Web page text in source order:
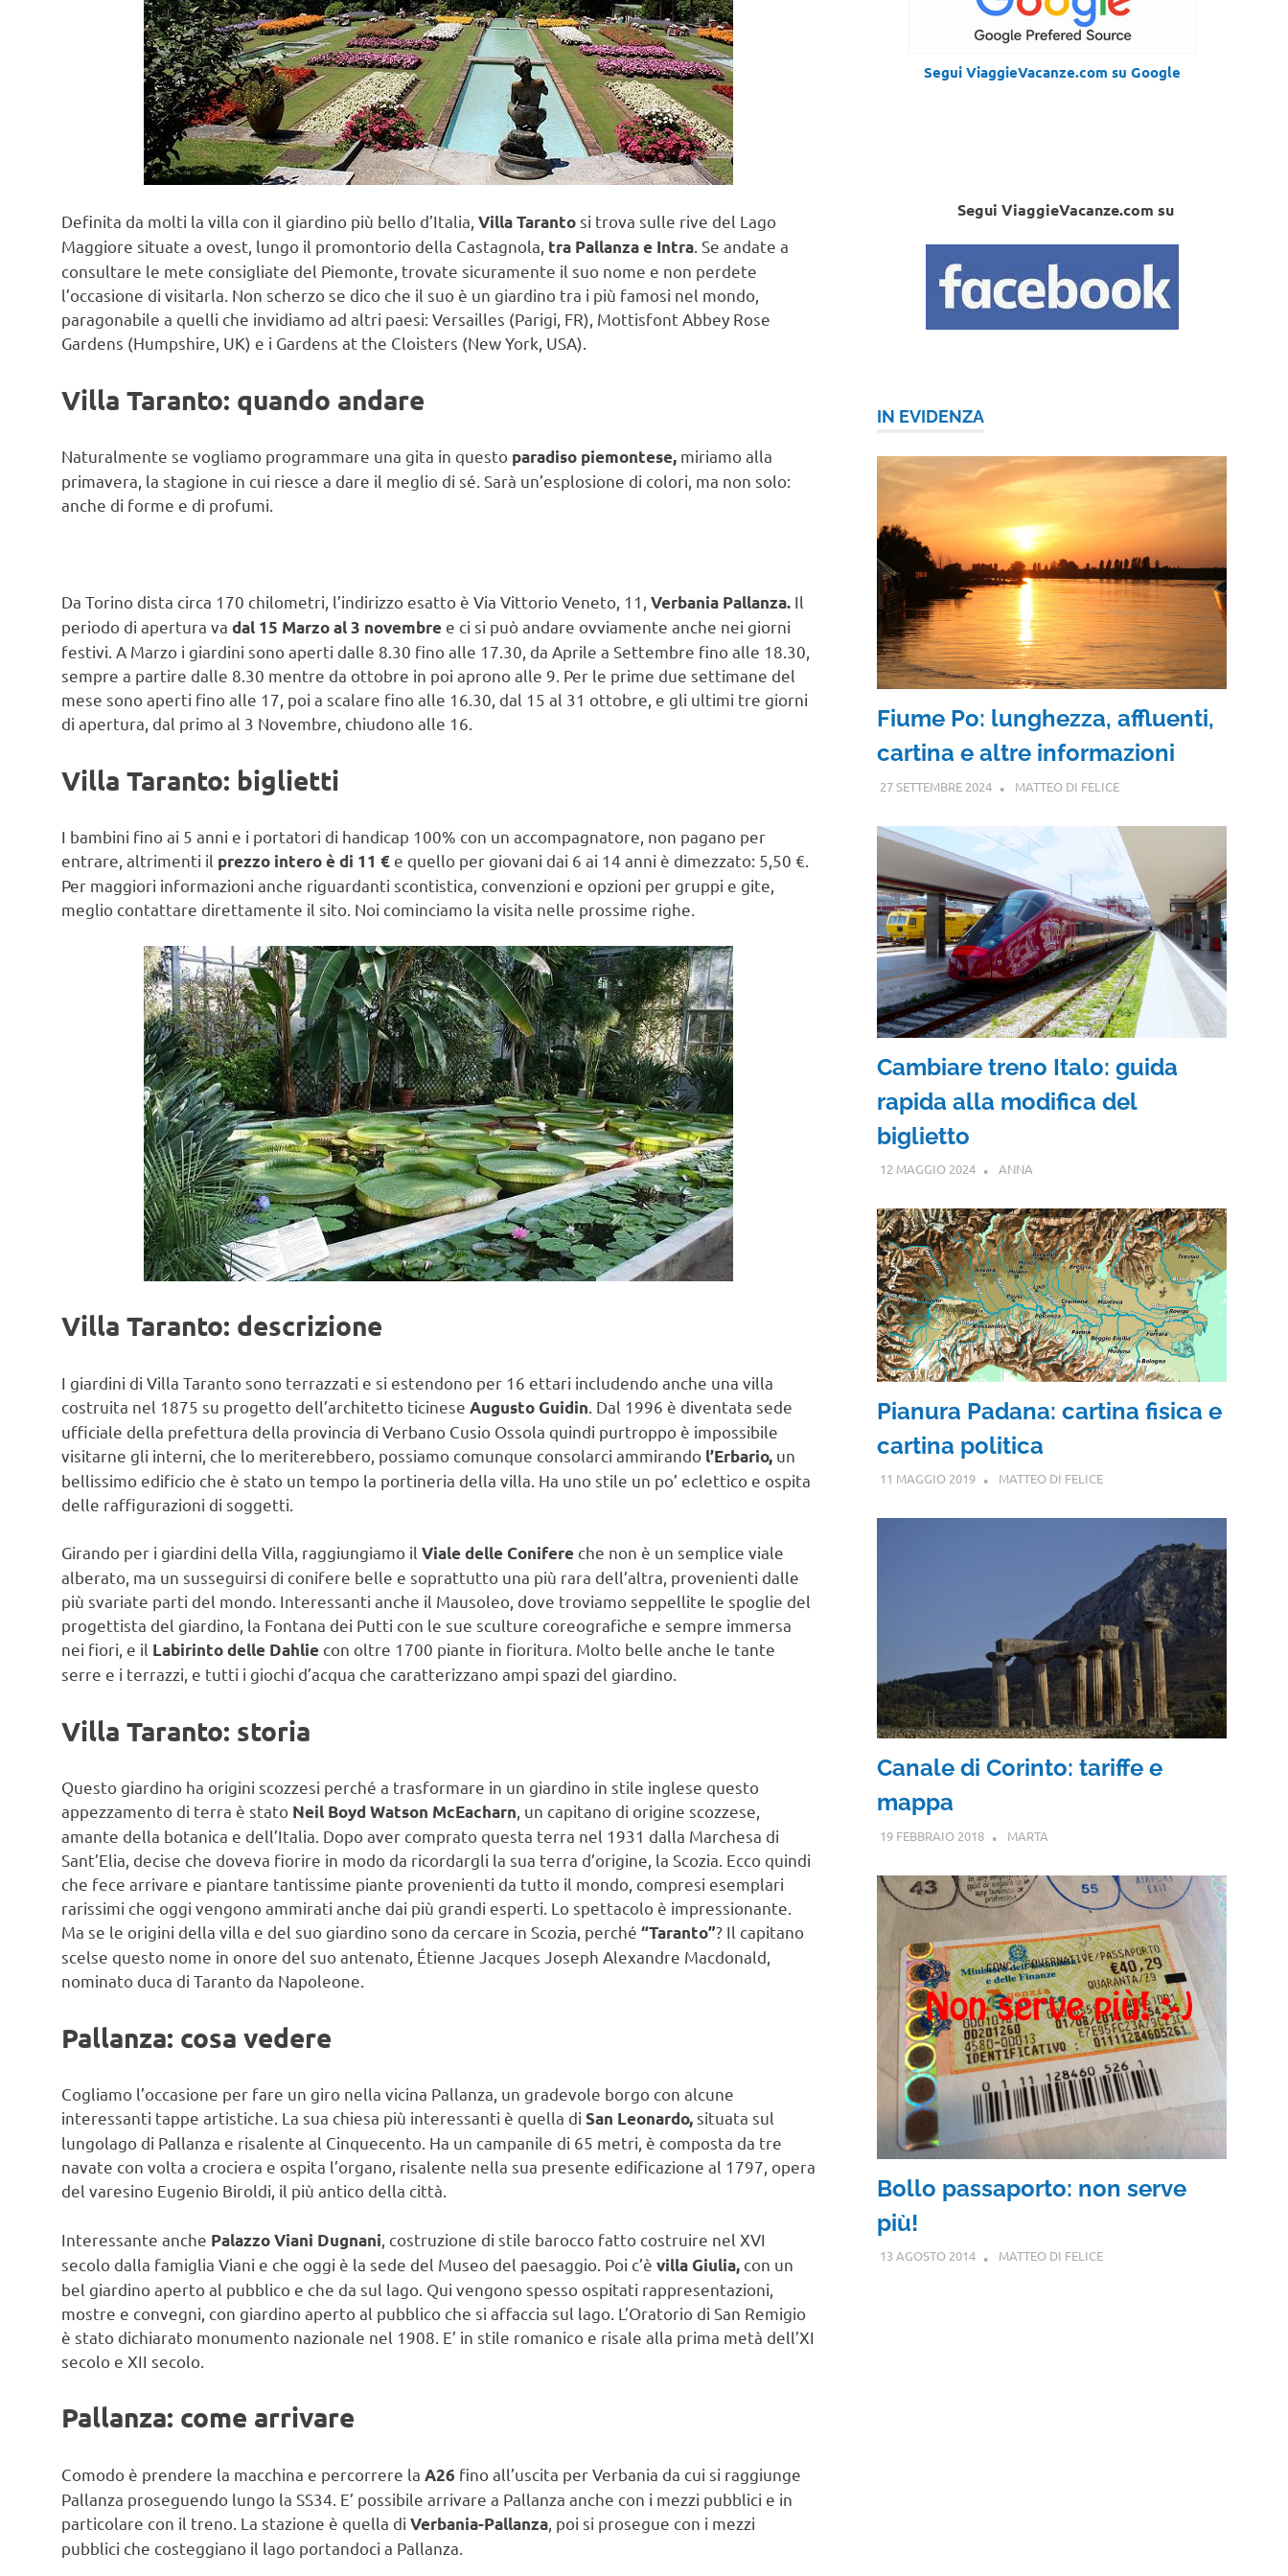
Definita da molti la villa con il giardino più bello d’Italia, Villa Taranto si trova sulle rive del Lago
Maggiore situate a ovest, lungo il promontorio della Castagnola, tra Pallanza e Intra. Se andate a
consultare le mete consigliate del Piemonte, trovate sicuramente il suo nome e non perdete
l’occasione di visitarla. Non scherzo se dico che il suo è un giardino tra i più famosi nel mondo,
paragonabile a quelli che invidiamo ad altri paesi: Versailles (Parigi, FR), Mottisfont Abbey Rose
Gardens (Humpshire, UK) e i Gardens at the Cloisters (New York, USA).
Villa Taranto: quando andare
Naturalmente se vogliamo programmare una gita in questo paradiso piemontese, miriamo alla
primavera, la stagione in cui riesce a dare il meglio di sé. Sarà un’esplosione di colori, ma non solo:
anche di forme e di profumi.
Da Torino dista circa 170 chilometri, l’indirizzo esatto è Via Vittorio Veneto, 11, Verbania Pallanza. Il
periodo di apertura va dal 15 Marzo al 3 novembre e ci si può andare ovviamente anche nei giorni
festivi. A Marzo i giardini sono aperti dalle 8.30 fino alle 17.30, da Aprile a Settembre fino alle 18.30,
sempre a partire dalle 8.30 mentre da ottobre in poi aprono alle 9. Per le prime due settimane del
mese sono aperti fino alle 17, poi a scalare fino alle 16.30, dal 15 al 31 ottobre, e gli ultimi tre giorni
di apertura, dal primo al 3 Novembre, chiudono alle 16.
Villa Taranto: biglietti
I bambini fino ai 5 anni e i portatori di handicap 100% con un accompagnatore, non pagano per
entrare, altrimenti il prezzo intero è di 11 € e quello per giovani dai 6 ai 14 anni è dimezzato: 5,50 €.
Per maggiori informazioni anche riguardanti scontistica, convenzioni e opzioni per gruppi e gite,
meglio contattare direttamente il sito. Noi cominciamo la visita nelle prossime righe.
Villa Taranto: descrizione
I giardini di Villa Taranto sono terrazzati e si estendono per 16 ettari includendo anche una villa
costruita nel 1875 su progetto dell’architetto ticinese Augusto Guidin . Dal 1996 è diventata sede
ufficiale della prefettura della provincia di Verbano Cusio Ossola quindi purtroppo è impossibile
visitarne gli interni, che lo meriterebbero, possiamo comunque consolarci ammirando l’Erbario, un
bellissimo edificio che è stato un tempo la portineria della villa. Ha uno stile un po’ eclettico e ospita
delle raffigurazioni di soggetti.
Girando per i giardini della Villa, raggiungiamo il Viale delle Conifere che non è un semplice viale
alberato, ma un susseguirsi di conifere belle e soprattutto una più rara dell’altra, provenienti dalle
più svariate parti del mondo. Interessanti anche il Mausoleo, dove troviamo seppellite le spoglie del
progettista del giardino, la Fontana dei Putti con le sue sculture coreografiche e sempre immersa
nei fiori, e il Labirinto delle Dahlie con oltre 1700 piante in fioritura. Molto belle anche le tante
serre e i terrazzi, e tutti i giochi d’acqua che caratterizzano ampi spazi del giardino.
Villa Taranto: storia
Questo giardino ha origini scozzesi perché a trasformare in un giardino in stile inglese questo
appezzamento di terra è stato Neil Boyd Watson McEacharn, un capitano di origine scozzese,
amante della botanica e dell’Italia. Dopo aver comprato questa terra nel 1931 dalla Marchesa di
Sant’Elia, decise che doveva fiorire in modo da ricordargli la sua terra d’origine, la Scozia. Ecco quindi
che fece arrivare e piantare tantissime piante provenienti da tutto il mondo, compresi esemplari
rarissimi che oggi vengono ammirati anche dai più grandi esperti. Lo spettacolo è impressionante.
Ma se le origini della villa e del suo giardino sono da cercare in Scozia, perché “Taranto”? Il capitano
scelse questo nome in onore del suo antenato, Étienne Jacques Joseph Alexandre Macdonald,
nominato duca di Taranto da Napoleone.
Pallanza: cosa vedere
Cogliamo l’occasione per fare un giro nella vicina Pallanza, un gradevole borgo con alcune
interessanti tappe artistiche. La sua chiesa più interessanti è quella di San Leonardo, situata sul
lungolago di Pallanza e risalente al Cinquecento. Ha un campanile di 65 metri, è composta da tre
navate con volta a crociera e ospita l’organo, risalente nella sua presente edificazione al 1797, opera
del varesino Eugenio Biroldi, il più antico della città.
Interessante anche Palazzo Viani Dugnani , costruzione di stile barocco fatto costruire nel XVI
secolo dalla famiglia Viani e che oggi è la sede del Museo del paesaggio. Poi c’è villa Giulia, con un
bel giardino aperto al pubblico e che da sul lago. Qui vengono spesso ospitati rappresentazioni,
mostre e convegni, con giardino aperto al pubblico che si affaccia sul lago. L’Oratorio di San Remigio
è stato dichiarato monumento nazionale nel 1908. E’ in stile romanico e risale alla prima metà dell’XI
secolo e XII secolo.
Pallanza: come arrivare
Comodo è prendere la macchina e percorrere la A26 fino all’uscita per Verbania da cui si raggiunge
Pallanza proseguendo lungo la SS34. E’ possibile arrivare a Pallanza anche con i mezzi pubblici e in
particolare con il treno. La stazione è quella di Verbania-Pallanza , poi si prosegue con i mezzi
pubblici che costeggiano il lago portandoci a Pallanza.
Segui ViaggieVacanze.com su Google
Segui ViaggieVacanze.com su
IN EVIDENZA
Fiume Po: lunghezza, affluenti,
cartina e altre informazioni
27 SETTEMBRE 2024 MATTEO DI FELICE
Cambiare treno Italo: guida
rapida alla modifica del
biglietto
12 MAGGIO 2024 ANNA
Pianura Padana: cartina fisica e
cartina politica
11 MAGGIO 2019 MATTEO DI FELICE
Canale di Corinto: tariffe e
mappa
19 FEBBRAIO 2018 MARTA
Bollo passaporto: non serve
più!
13 AGOSTO 2014 MATTEO DI FELICE